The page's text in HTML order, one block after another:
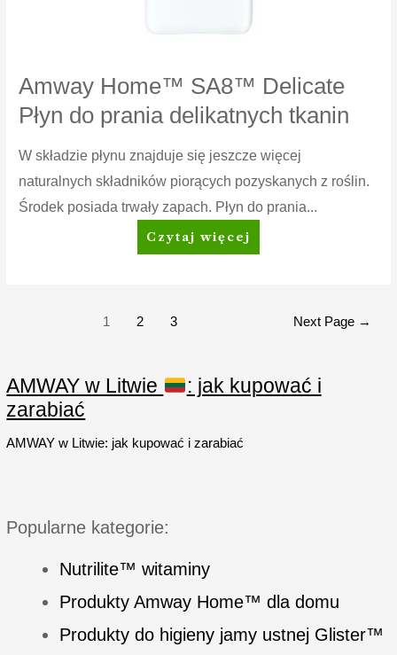
Amway Home™ SA8™ Delicate
Płyn do prania delikatnych tkanin
W składzie płynu znajduje się jeszcze więcej
naturalnych składników piorących pozyskanych z roślin.
Środek posiada trwały zapach. Płyn do prania...
Amway
Home™
Płyn
delikatnych
tkanin
Czytaj więcej
1 2 3 Next Page →
AMWAY w Litwie
: jak kupować i
zarabiać
AMWAY w Litwie: jak kupować i zarabiać
Popularne kategorie:
Nutrilite™ witaminy
Produkty Amway Home™ dla domu
Produkty do higieny jamy ustnej Glister™